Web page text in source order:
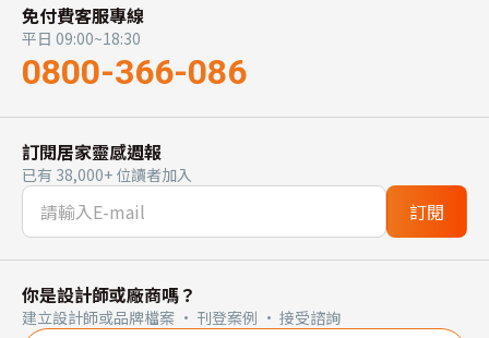
免付費客服專線
平日 09:00~18:30
0800-366-086
訂閱居家靈感週報
已有 38,000+ 位讀者加入
訂閱
你是設計師或廠商嗎？
建立設計師或品牌檔案 · 刊登案例 · 接受諮詢